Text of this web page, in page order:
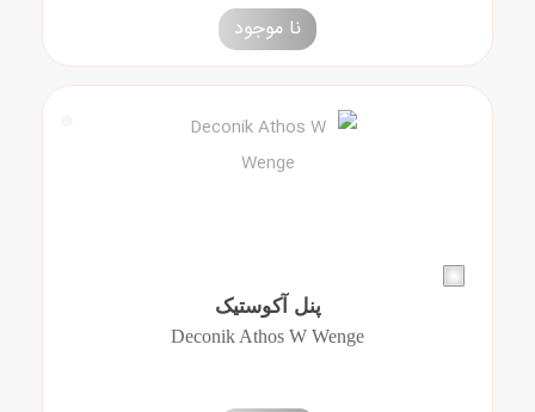
نا موجود
پنل آکوستیک
Deconik Athos W Wenge